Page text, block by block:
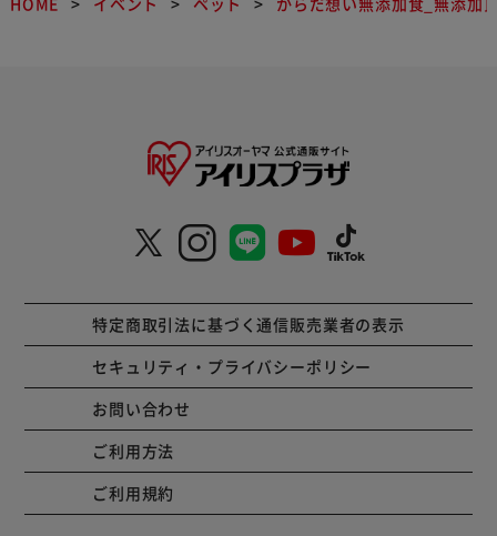
特定商取引法に基づく通信販売業者の表示
セキュリティ・プライバシーポリシー
お問い合わせ
ご利用方法
ご利用規約